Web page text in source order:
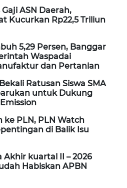
ASN Daerah,
Kucurkan Rp22,5 Triliun
5,29 Persen, Banggar
Waspadai
dan Pertanian
Ratusan Siswa SMA
untuk Dukung
ke PLN, PLN Watch
di Balik Isu
Akhir kuartal II – 2026
Habiskan APBN